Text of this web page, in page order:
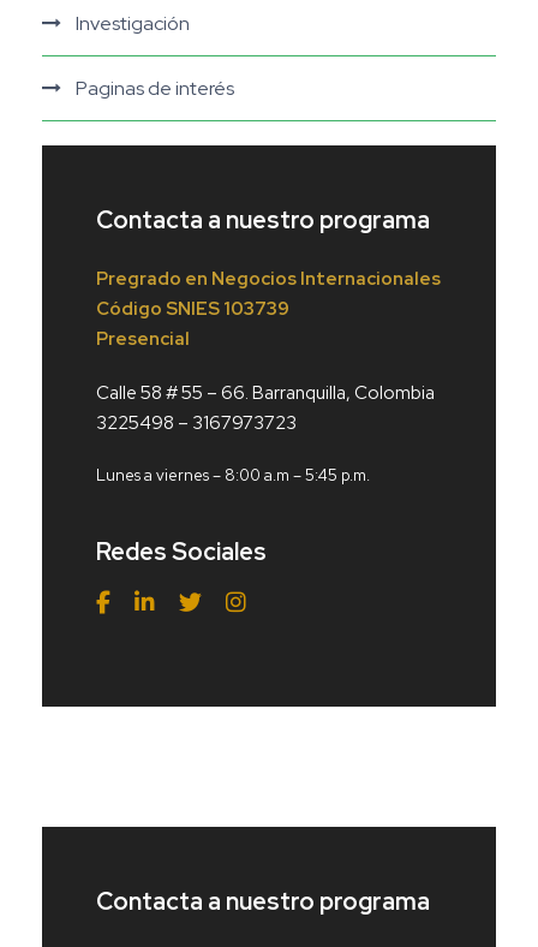
Investigación
Paginas de interés
Contacta a nuestro programa
Pregrado en Negocios Internacionales
Código SNIES 103739
Presencial
Calle 58 # 55 – 66. Barranquilla, Colombia
3225498 – 3167973723
Lunes a viernes – 8:00 a.m – 5:45 p.m.
Redes Sociales
Contacta a nuestro programa